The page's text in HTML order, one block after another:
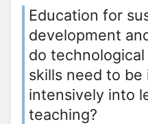
Education for
development
do
skills need to
intensively into
teaching?